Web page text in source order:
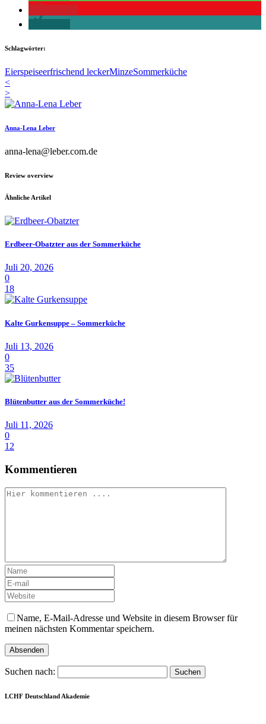
Schlagwörter:
Eierspeiseerfrischend leckerMinzeSommerküche
<
>
Anna-Lena Leber
anna-lena@leber.com.de
Review overview
Ähnliche Artikel
Erdbeer-Obatzter aus der Sommerküche
Juli 20, 2026
0
18
Kalte Gurkensuppe – Sommerküche
Juli 13, 2026
0
35
Blütenbutter aus der Sommerküche!
Juli 11, 2026
0
12
Kommentieren
Name, E-Mail-Adresse und Website in diesem Browser für
meinen nächsten Kommentar speichern.
Suchen nach:
LCHF Deutschland Akademie